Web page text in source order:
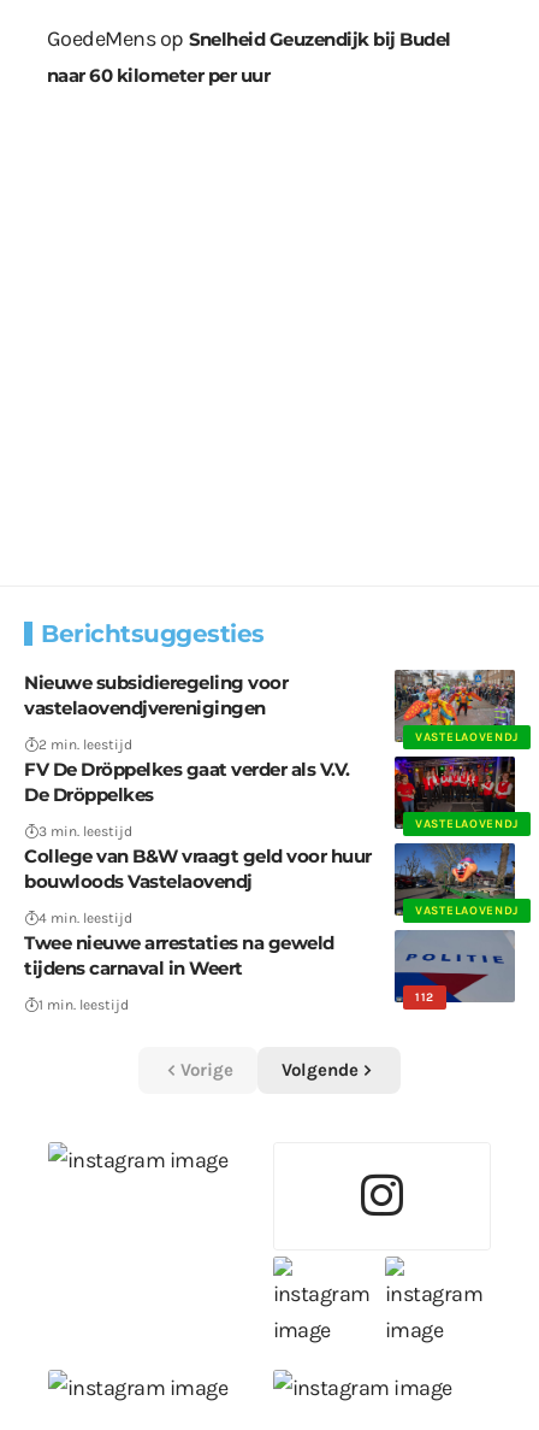
GoedeMensop Snelheid Geuzendijk bij Budel
naar 60 kilometer per uur
Berichtsuggesties
VASTELAOVENDJ
Nieuwe subsidieregeling voor
vastelaovendjverenigingen
2 min. leestijd
VASTELAOVENDJ
FV De Dröppelkes gaat verder als V.V.
De Dröppelkes
3 min. leestijd
VASTELAOVENDJ
College van B&W vraagt geld voor huur
bouwloods Vastelaovendj
4 min. leestijd
112
Twee nieuwe arrestaties na geweld
tijdens carnaval in Weert
1 min. leestijd
Vorige Volgende